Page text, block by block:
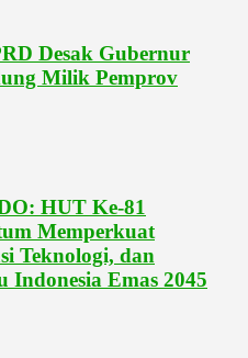
Desak Gubernur
Milik Pemprov
HUT Ke-81
Memperkuat
Teknologi, dan
Emas 2045